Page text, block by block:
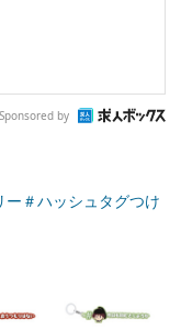
Sponsored by
ー＃ハッシュタグつけ